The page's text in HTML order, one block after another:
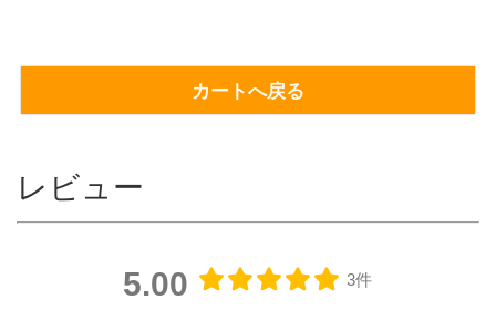
カートへ戻る
レビュー
5.00 3件